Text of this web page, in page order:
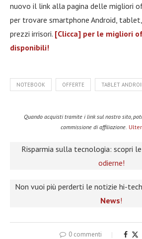
nuovo il link alla pagina delle migliori
per trovare smartphone Android, tablet,
prezzi irrisori. [Clicca] per le migliori
disponibili!
NOTEBOOK OFFERTE TABLET
Quando acquisti tramite i link sul nostro sito,
commissione di affiliazione.
Risparmia sulla tecnologia: scopri le
odierne!
Non vuoi più perderti le notizie hi-
News!
0 commenti